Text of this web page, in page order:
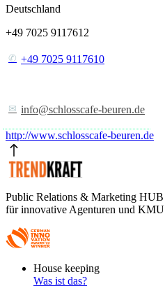
Deutschland
+49 7025 9117612
+49 7025 9117610
info@schlosscafe-beuren.de
http://www.schlosscafe-beuren.de
Public Relations & Marketing HUB
für innovative Agenturen und KMU
FooterHouse keeping
Was ist das?